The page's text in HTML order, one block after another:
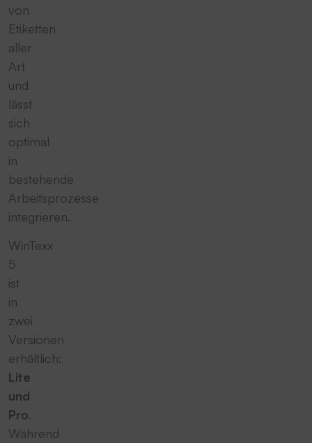
von
Etiketten
aller
Art
und
lässt
sich
optimal
in
bestehende
Arbeitsprozesse
integrieren.
WinTexx
5
ist
in
zwei
Versionen
erhältlich:
Lite
und
Pro.
Während